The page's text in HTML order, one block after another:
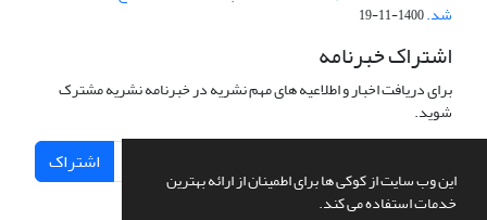
این وب سایت از کوکی ها برای اطمینان از ارائه بهترین
خدمات استفاده می کند.
شد.1400-11-19
اشتراک خبرنامه
برای دریافت اخبار و اطلاعیه های مهم نشریه در خبرنامه نشریه مشترک
شوید.
اشتراک